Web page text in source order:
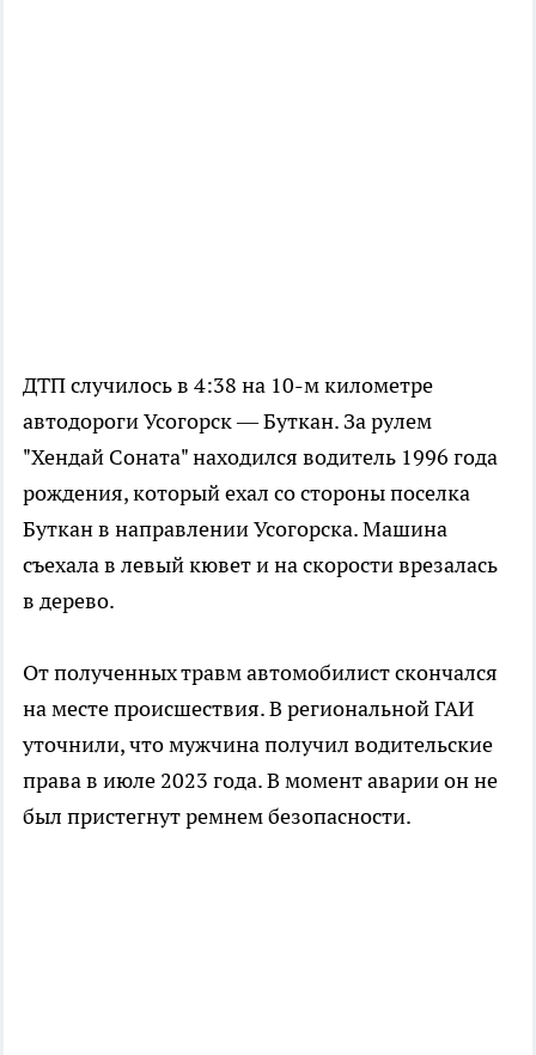
ДТП случилось в 4:38 на 10-м километре
автодороги Усогорск — Буткан. За рулем
"Хендай Соната" находился водитель 1996 года
рождения, который ехал со стороны поселка
Буткан в направлении Усогорска. Машина
съехала в левый кювет и на скорости врезалась
в дерево.
От полученных травм автомобилист скончался
на месте происшествия. В региональной ГАИ
уточнили, что мужчина получил водительские
права в июле 2023 года. В момент аварии он не
был пристегнут ремнем безопасности.